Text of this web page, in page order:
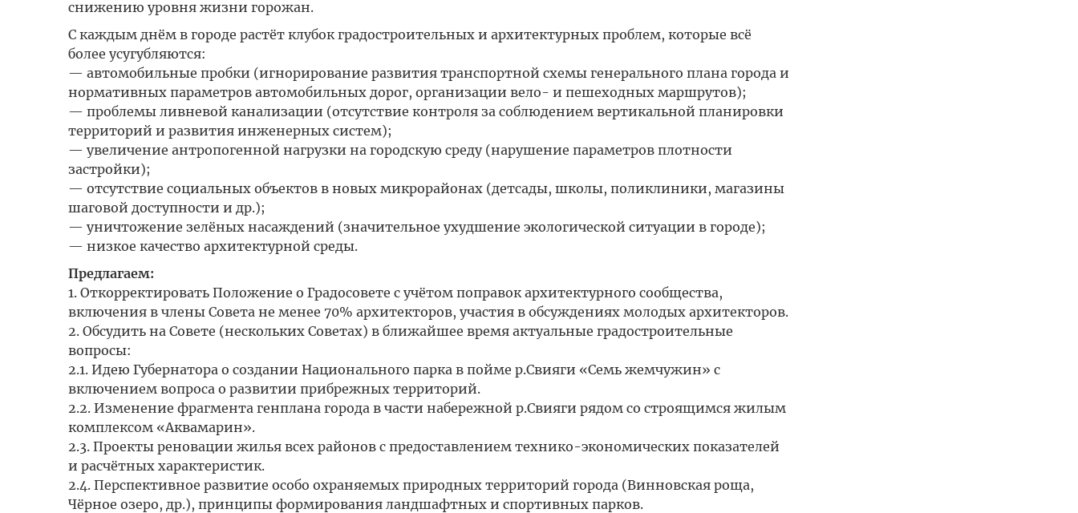
снижению уровня жизни горожан.
С каждым днём в городе растёт клубок градостроительных и архитектурных проблем, которые всё
более усугубляются:
— автомобильные пробки (игнорирование развития транспортной схемы генерального плана города и
нормативных параметров автомобильных дорог, организации вело- и пешеходных маршрутов);
— проблемы ливневой канализации (отсутствие контроля за соблюдением вертикальной планировки
территорий и развития инженерных систем);
— увеличение антропогенной нагрузки на городскую среду (нарушение параметров плотности
застройки);
— отсутствие социальных объектов в новых микрорайонах (детсады, школы, поликлиники, магазины
шаговой доступности и др.);
— уничтожение зелёных насаждений (значительное ухудшение экологической ситуации в городе);
— низкое качество архитектурной среды.
Предлагаем:
1. Откорректировать Положение о Градосовете с учётом поправок архитектурного сообщества,
включения в члены Совета не менее 70% архитекторов, участия в обсуждениях молодых архитекторов.
2. Обсудить на Совете (нескольких Советах) в ближайшее время актуальные градостроительные
вопросы:
2.1. Идею Губернатора о создании Национального парка в пойме р.Свияги «Семь жемчужин» с
включением вопроса о развитии прибрежных территорий.
2.2. Изменение фрагмента генплана города в части набережной р.Свияги рядом со строящимся жилым
комплексом «Аквамарин».
2.3. Проекты реновации жилья всех районов с предоставлением технико-экономических показателей
и расчётных характеристик.
2.4. Перспективное развитие особо охраняемых природных территорий города (Винновская роща,
Чёрное озеро, др.), принципы формирования ландшафтных и спортивных парков.